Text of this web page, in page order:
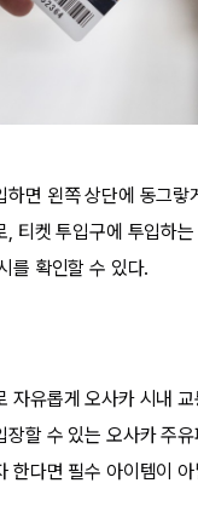
하면 왼쪽 상단에 동그랗
, 티켓 투입구에 투입하
를 확인할 수 있다.
자유롭게 오사카 시내
장할 수 있는 오사카 주
한다면 필수 아이템이